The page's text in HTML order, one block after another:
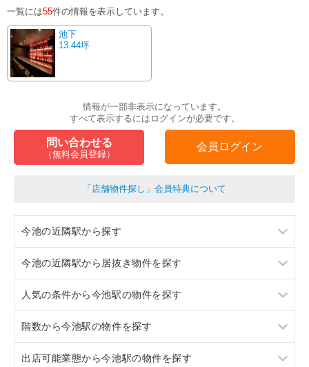
一覧には55件の情報を表示しています。
池下
13.44坪
情報が一部非表示になっています。
すべて表示するにはログインが必要です。
問い合わせる
（無料会員登録）
会員ログイン
「店舗物件探し」会員特典について
今池の近隣駅から探す
池下
千種
吹上
車道
今池の近隣駅から居抜き物件を探す
池下
千種
吹上
人気の条件から今池駅の物件を探す
居抜き
スケルトン
階数から今池駅の物件を探す
1階
出店可能業態から今池駅の物件を探す